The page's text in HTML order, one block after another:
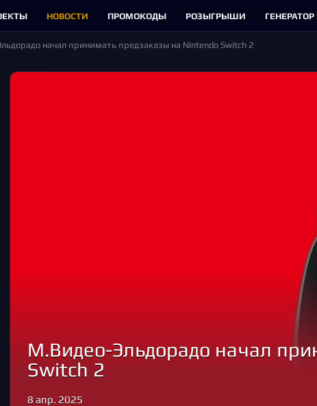
НОВОСТИ ПРОМОКОДЫ РОЗЫГРЫШИ
начал принимать предзаказы на Nintendo Switch 2
М.Видео-Эльдорадо начал
Switch 2
8 апр. 2025